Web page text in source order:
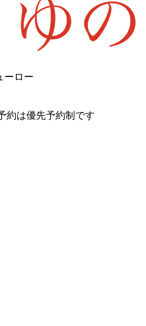
ーロー
約は優先予約制 です